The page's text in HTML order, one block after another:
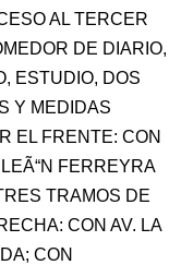
AL TERCER
DE DIARIO,
ESTUDIO, DOS
Y MEDIDAS
EL FRENTE: CON
FERREYRA
TRAMOS DE
CON AV. LA
CON